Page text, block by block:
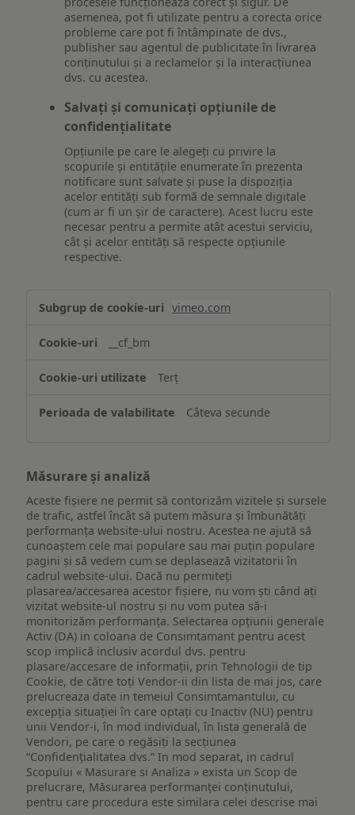
asemenea, pot fi utilizate pentru a corecta orice
probleme care pot fi întâmpinate de dvs.,
publisher sau agentul de publicitate în livrarea
conținutului și a reclamelor și la interacțiunea
dvs. cu acestea.
Salvați și comunicați opțiunile de
confidențialitate
Opțiunile pe care le alegeți cu privire la
scopurile și entitățile enumerate în prezenta
notificare sunt salvate și puse la dispoziția
acelor entități sub formă de semnale digitale
(cum ar fi un șir de caractere). Acest lucru este
necesar pentru a permite atât acestui serviciu,
cât și acelor entități să respecte opțiunile
respective.
funcționalităților
ului
vimeo.com
__cf_bm
Terț
Câteva secunde
Măsurare și analiză
Aceste fișiere ne permit să contorizăm vizitele și sursele
de trafic, astfel încât să putem măsura și îmbunătăți
performanța website-ului nostru. Acestea ne ajută să
cunoaștem cele mai populare sau mai puțin populare
pagini și să vedem cum se deplasează vizitatorii în
cadrul website-ului. Dacă nu permiteți
plasarea/accesarea acestor fișiere, nu vom ști când ați
vizitat website-ul nostru și nu vom putea să-i
monitorizăm performanța. Selectarea opțiunii generale
Activ (DA) in coloana de Consimtamant pentru acest
scop implică inclusiv acordul dvs. pentru
plasare/accesare de informații, prin Tehnologii de tip
Cookie, de către toți Vendor-ii din lista de mai jos, care
prelucreaza date in temeiul Consimtamantului, cu
excepția situației în care optați cu Inactiv (NU) pentru
unii Vendor-i, în mod individual, în lista generală de
Vendori, pe care o regăsiți la secțiunea
“Confidențialitatea dvs.” In mod separat, in cadrul
Scopului « Masurare si Analiza » exista un Scop de
prelucrare, Măsurarea performanței conținutului,
pentru care procedura este similara celei descrise mai